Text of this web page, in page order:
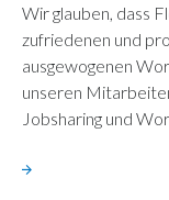
Wir glauben, dass
zufriedenen und
ausgewogenen
unseren
Jobsharing und